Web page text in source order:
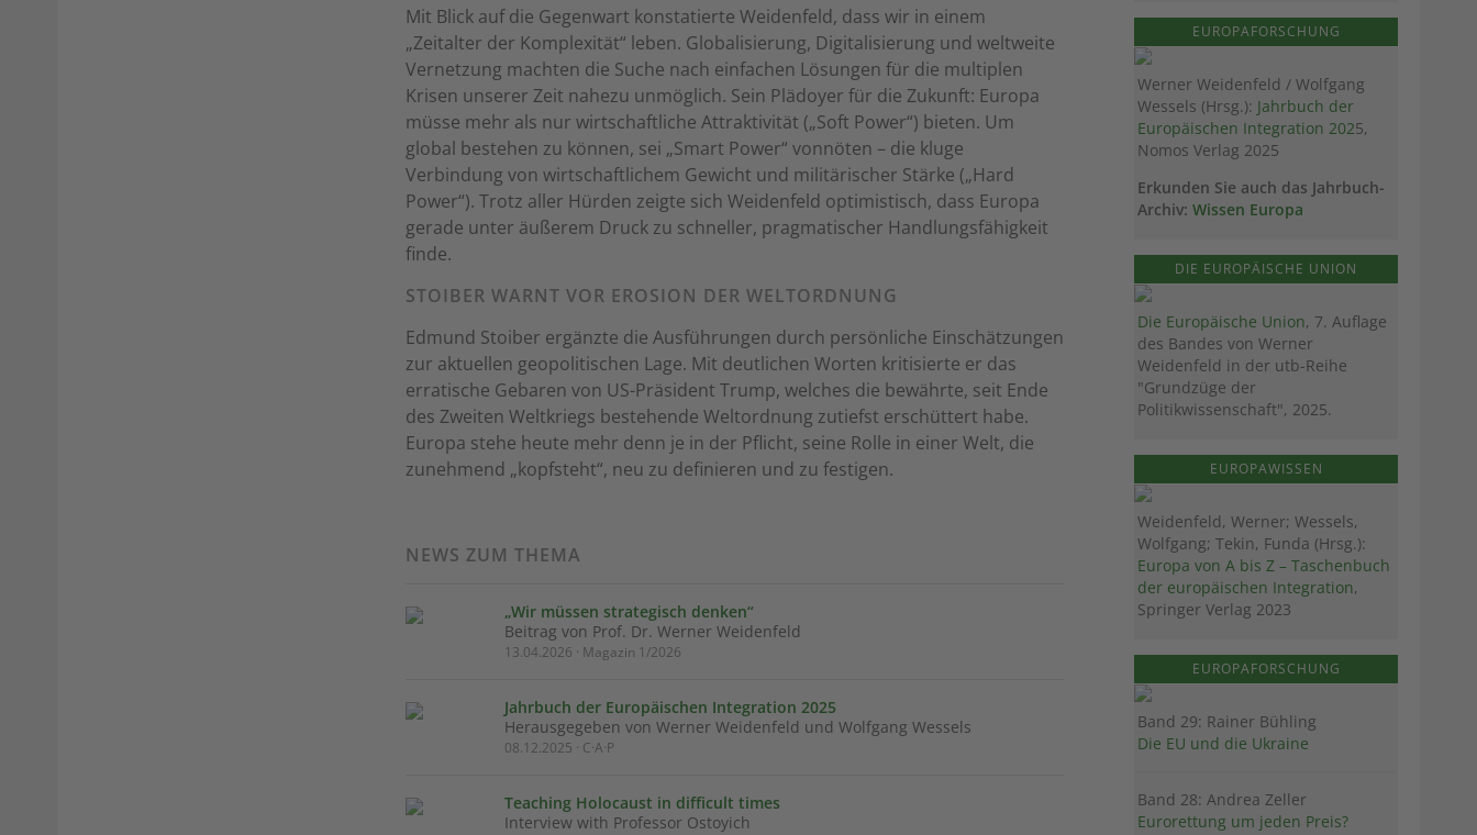
Mit Blick auf die Gegenwart konstatierte Weidenfeld, dass wir in einem
„Zeitalter der Komplexität“ leben. Globalisierung, Digitalisierung und weltweite
Vernetzung machten die Suche nach einfachen Lösungen für die multiplen
Krisen unserer Zeit nahezu unmöglich. Sein Plädoyer für die Zukunft: Europa
müsse mehr als nur wirtschaftliche Attraktivität („Soft Power“) bieten. Um
global bestehen zu können, sei „Smart Power“ vonnöten – die kluge
Verbindung von wirtschaftlichem Gewicht und militärischer Stärke („Hard
Power“). Trotz aller Hürden zeigte sich Weidenfeld optimistisch, dass Europa
gerade unter äußerem Druck zu schneller, pragmatischer Handlungsfähigkeit
finde.
STOIBER WARNT VOR EROSION DER WELTORDNUNG
Edmund Stoiber ergänzte die Ausführungen durch persönliche Einschätzungen
zur aktuellen geopolitischen Lage. Mit deutlichen Worten kritisierte er das
erratische Gebaren von US-Präsident Trump, welches die bewährte, seit Ende
des Zweiten Weltkriegs bestehende Weltordnung zutiefst erschüttert habe.
Europa stehe heute mehr denn je in der Pflicht, seine Rolle in einer Welt, die
zunehmend „kopfsteht“, neu zu definieren und zu festigen.
NEWS ZUM THEMA
„Wir müssen strategisch denken“
Beitrag von Prof. Dr. Werner Weidenfeld
13.04.2026 · Magazin 1/2026
Jahrbuch der Europäischen Integration 2025
Herausgegeben von Werner Weidenfeld und Wolfgang Wessels
08.12.2025 · C·A·P
Teaching Holocaust in difficult times
Interview with Professor Ostoyich
EUROPAFORSCHUNG
Werner Weidenfeld / Wolfgang
Wessels (Hrsg.): Jahrbuch der
Europäischen Integration 2025,
Nomos Verlag 2025
Erkunden Sie auch das Jahrbuch-
Archiv: Wissen Europa
DIE EUROPÄISCHE UNION
Die Europäische Union, 7. Auflage
des Bandes von Werner
Weidenfeld in der utb-Reihe
"Grundzüge der
Politikwissenschaft", 2025.
EUROPAWISSEN
Weidenfeld, Werner; Wessels,
Wolfgang; Tekin, Funda (Hrsg.):
Europa von A bis Z – Taschenbuch
der europäischen Integration,
Springer Verlag 2023
EUROPAFORSCHUNG
Band 29: Rainer Bühling
Die EU und die Ukraine
Band 28: Andrea Zeller
Eurorettung um jeden Preis?